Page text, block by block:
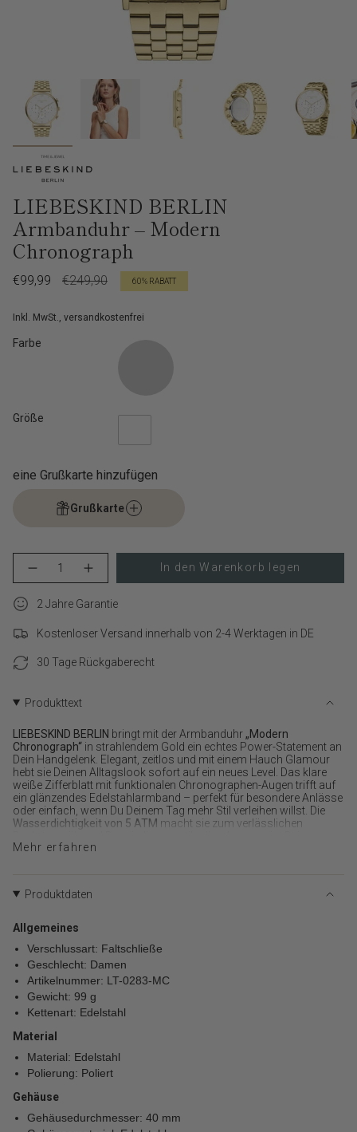
LIEBESKIND BERLIN
Armbanduhr – Modern
Chronograph
Verkaufspreis
€99,99
Regulärer
€249,90 60% RABATT
Inkl. MwSt., versandkostenfrei
Farbe
Größe
eine Grußkarte hinzufügen
Grußkarte
cart\">
quantity
</span>
Warenkorb",
"decrease"=>"Menge
für
{{
product
}}
verringern",
"multiples_of"=>"Schritte
von
quantity
von
quantity
"maximum_of"=>"Maximum
von
{{
quantity
}}"}
Menge
für
BERLIN
Modern
verringern
Schaltfläche
-
BERLIN
Armbanduhr
Modern
Chronograph">
In den Warenkorb legen
2 Jahre Garantie
Kostenloser Versand innerhalb von 2-4 Werktagen in DE
30 Tage Rückgaberecht
Produkttext
LIEBESKIND BERLIN bringt mit der Armbanduhr „Modern
Chronograph“ in strahlendem Gold ein echtes Power-Statement an
Dein Handgelenk. Elegant, zeitlos und mit einem Hauch Glamour
hebt sie Deinen Alltagslook sofort auf ein neues Level. Das klare
weiße Zifferblatt mit funktionalen Chronographen-Augen trifft auf
ein glänzendes Edelstahlarmband – perfekt für besondere Anlässe
oder einfach, wenn Du Deinem Tag mehr Stil verleihen willst. Die
Wasserdichtigkeit von 5 ATM macht sie zum verlässlichen
Individualität betonst. Eine
Selbstbewusstsein.
Mehr erfahren
Produktdaten
Allgemeines
Verschlussart: Faltschließe
Geschlecht: Damen
Artikelnummer: LT-0283-MC
Gewicht: 99 g
Kettenart: Edelstahl
Material
Material: Edelstahl
Polierung: Poliert
Gehäuse
Gehäusedurchmesser: 40 mm